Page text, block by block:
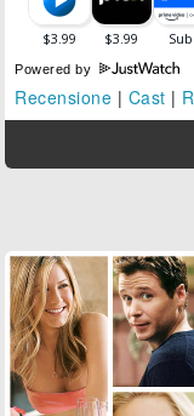
Powered by
Recensione | Cast |